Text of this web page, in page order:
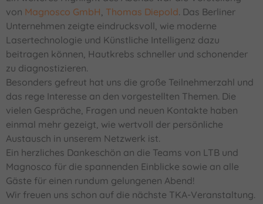
von Magnosco GmbH, Thomas Diepold. Das Berliner
Unternehmen zeigte eindrucksvoll, wie moderne
Lasertechnologie und Künstliche Intelligenz dazu
beitragen können, Hautkrebs schneller und schonender
zu diagnostizieren.
Besonders gefreut hat uns die große Teilnehmerzahl und
das rege Interesse an den vorgestellten Themen. Die
vielen Gespräche, Fragen und neuen Kontakte haben
einmal mehr gezeigt, wie wertvoll der persönliche
Austausch in unserem Netzwerk ist.
Ein herzliches Dankeschön an die Teams von LTB und
Magnosco für die spannenden Einblicke sowie an alle
Gäste für einen rundum gelungenen Abend!
Wir freuen uns schon auf die nächste TKA-Veranstaltung.